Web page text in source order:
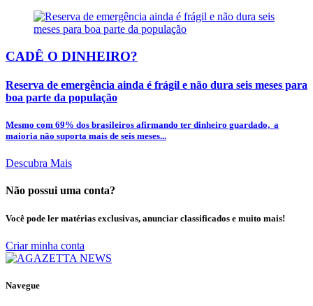
CADÊ O DINHEIRO?
Reserva de emergência ainda é frágil e não dura seis meses para
boa parte da população
Mesmo com 69% dos brasileiros afirmando ter dinheiro guardado, a
maioria não suporta mais de seis meses...
Descubra Mais
Não possui uma conta?
Você pode ler matérias exclusivas, anunciar classificados e muito mais!
Criar minha conta
Navegue